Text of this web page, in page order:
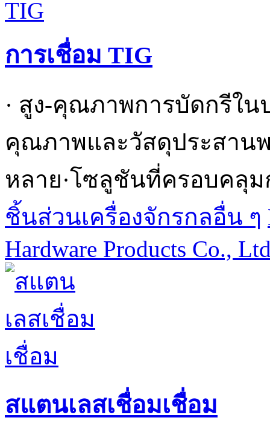
การเชื่อม TIG
· สูง-คุณภาพการบัดกรีใน
คุณภาพและวัสดุประสาน
หลาย·โซลูชันที่ครอบคลุ
ชิ้นส่วนเครื่องจักรกลอื่น ๆ
Hardware Products Co.,
สแตนเลสเชื่อมเชื่อม